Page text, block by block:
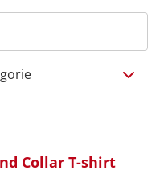
Collar T-shirt